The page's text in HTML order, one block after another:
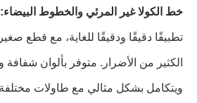
خط الكولا غير المرئي والخطوط البيضاء:
تطبيقًا دقيقًا ودقيقًا للغاية، مع قطع
الكثير من الأضرار. متوفر بألوان شفافة
ويتكامل بشكل مثالي مع طاولات